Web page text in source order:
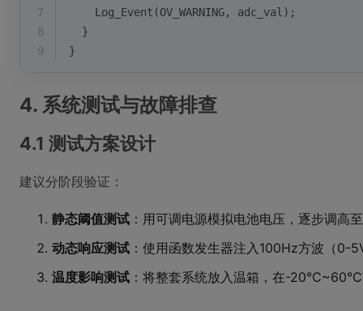
7
    Log_Event(OV_WARNING, adc_val);
8
  }
9
}
4. 系统测试与故障排查
4.1 测试方案设计
建议分阶段验证：
静态阈值测试 ：用可调电源模拟电池电压，逐步调高
动态响应测试 ：使用函数发生器注入100Hz方波（0-
温度影响测试 ：将整套系统放入温箱，在-20℃~60℃